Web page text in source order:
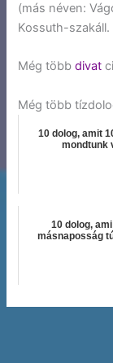
(más néven:
Kossuth-szakáll.
Még többdivat
Még több
10 dolog, amit
mondtunk
10 dolog,
másnaposság